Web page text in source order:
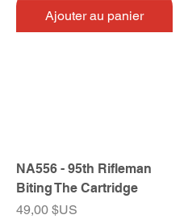
Ajouter au panier
NA556 - 95th Rifleman
Biting The Cartridge
Prix
49,00 $US